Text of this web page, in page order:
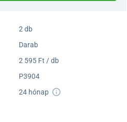
2 db
Darab
2 595 Ft / db
P3904
24 hónap